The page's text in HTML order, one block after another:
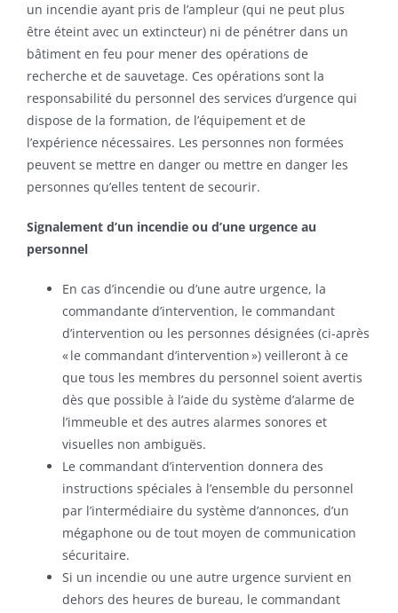
un incendie ayant pris de l’ampleur (qui ne peut plus
être éteint avec un extincteur) ni de pénétrer dans un
bâtiment en feu pour mener des opérations de
recherche et de sauvetage. Ces opérations sont la
responsabilité du personnel des services d’urgence qui
dispose de la formation, de l’équipement et de
l’expérience nécessaires. Les personnes non formées
peuvent se mettre en danger ou mettre en danger les
personnes qu’elles tentent de secourir.
Signalement d’un incendie ou d’une urgence au
personnel
En cas d’incendie ou d’une autre urgence, la
commandante d’intervention, le commandant
d’intervention ou les personnes désignées (ci-après
« le commandant d’intervention ») veilleront à ce
que tous les membres du personnel soient avertis
dès que possible à l’aide du système d’alarme de
l’immeuble et des autres alarmes sonores et
visuelles non ambiguës.
Le commandant d’intervention donnera des
instructions spéciales à l’ensemble du personnel
par l’intermédiaire du système d’annonces, d’un
mégaphone ou de tout moyen de communication
sécuritaire.
Si un incendie ou une autre urgence survient en
dehors des heures de bureau, le commandant